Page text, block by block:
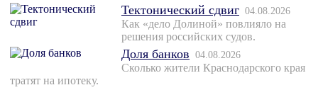
Тектонический сдвиг 04.08.2026
Как «дело Долиной» повлияло на
решения российских судов.
Доля банков 04.08.2026
Сколько жители Краснодарского края
тратят на ипотеку.